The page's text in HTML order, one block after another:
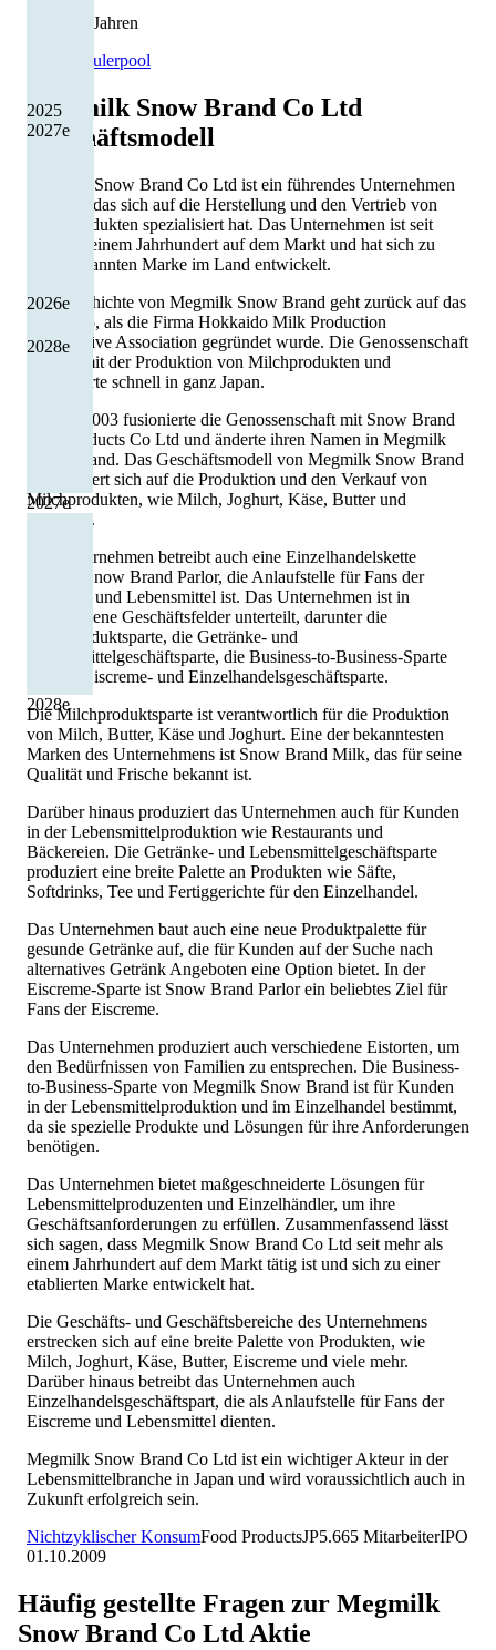
2025
2026e
2027e
2028e
2027e
2028e
1 von 13 Jahren
Quelle: Eulerpool
Megmilk Snow Brand Co Ltd
Geschäftsmodell
Megmilk Snow Brand Co Ltd ist ein führendes Unternehmen
in Japan, das sich auf die Herstellung und den Vertrieb von
Milchprodukten spezialisiert hat. Das Unternehmen ist seit
mehr als einem Jahrhundert auf dem Markt und hat sich zu
einer bekannten Marke im Land entwickelt.
Die Geschichte von Megmilk Snow Brand geht zurück auf das
Jahr 1925, als die Firma Hokkaido Milk Production
Cooperative Association gegründet wurde. Die Genossenschaft
begann mit der Produktion von Milchprodukten und
expandierte schnell in ganz Japan.
Im Jahr 2003 fusionierte die Genossenschaft mit Snow Brand
Milk Products Co Ltd und änderte ihren Namen in Megmilk
Snow Brand. Das Geschäftsmodell von Megmilk Snow Brand
konzentriert sich auf die Produktion und den Verkauf von
Milchprodukten, wie Milch, Joghurt, Käse, Butter und
Eiscreme.
Das Unternehmen betreibt auch eine Einzelhandelskette
namens Snow Brand Parlor, die Anlaufstelle für Fans der
Eiscreme und Lebensmittel ist. Das Unternehmen ist in
verschiedene Geschäftsfelder unterteilt, darunter die
Milchproduktsparte, die Getränke- und
Lebensmittelgeschäftsparte, die Business-to-Business-Sparte
und die Eiscreme- und Einzelhandelsgeschäftsparte.
Die Milchproduktsparte ist verantwortlich für die Produktion
von Milch, Butter, Käse und Joghurt. Eine der bekanntesten
Marken des Unternehmens ist Snow Brand Milk, das für seine
Qualität und Frische bekannt ist.
Darüber hinaus produziert das Unternehmen auch für Kunden
in der Lebensmittelproduktion wie Restaurants und
Bäckereien. Die Getränke- und Lebensmittelgeschäftsparte
produziert eine breite Palette an Produkten wie Säfte,
Softdrinks, Tee und Fertiggerichte für den Einzelhandel.
Das Unternehmen baut auch eine neue Produktpalette für
gesunde Getränke auf, die für Kunden auf der Suche nach
alternatives Getränk Angeboten eine Option bietet. In der
Eiscreme-Sparte ist Snow Brand Parlor ein beliebtes Ziel für
Fans der Eiscreme.
Das Unternehmen produziert auch verschiedene Eistorten, um
den Bedürfnissen von Familien zu entsprechen. Die Business-
to-Business-Sparte von Megmilk Snow Brand ist für Kunden
in der Lebensmittelproduktion und im Einzelhandel bestimmt,
da sie spezielle Produkte und Lösungen für ihre Anforderungen
benötigen.
Das Unternehmen bietet maßgeschneiderte Lösungen für
Lebensmittelproduzenten und Einzelhändler, um ihre
Geschäftsanforderungen zu erfüllen. Zusammenfassend lässt
sich sagen, dass Megmilk Snow Brand Co Ltd seit mehr als
einem Jahrhundert auf dem Markt tätig ist und sich zu einer
etablierten Marke entwickelt hat.
Die Geschäfts- und Geschäftsbereiche des Unternehmens
erstrecken sich auf eine breite Palette von Produkten, wie
Milch, Joghurt, Käse, Butter, Eiscreme und viele mehr.
Darüber hinaus betreibt das Unternehmen auch
Einzelhandelsgeschäftspart, die als Anlaufstelle für Fans der
Eiscreme und Lebensmittel dienten.
Megmilk Snow Brand Co Ltd ist ein wichtiger Akteur in der
Lebensmittelbranche in Japan und wird voraussichtlich auch in
Zukunft erfolgreich sein.
Nichtzyklischer KonsumFood ProductsJP5.665 MitarbeiterIPO
01.10.2009
Häufig gestellte Fragen zur Megmilk
Snow Brand Co Ltd Aktie